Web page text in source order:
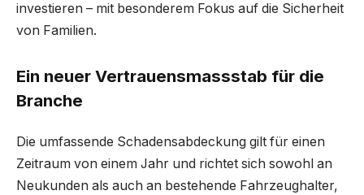
investieren – mit besonderem Fokus auf die Sicherheit
von Familien.
Ein neuer Vertrauensmassstab für die
Branche
Die umfassende Schadensabdeckung gilt für einen
Zeitraum von einem Jahr und richtet sich sowohl an
Neukunden als auch an bestehende Fahrzeughalter,